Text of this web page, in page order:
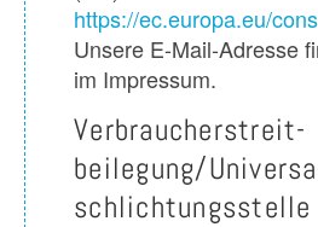
https://ec.europa.eu/
Unsere E-Mail-Adresse
im Impressum.
Verbraucher­streit­
beilegung/
schlichtungs­stelle